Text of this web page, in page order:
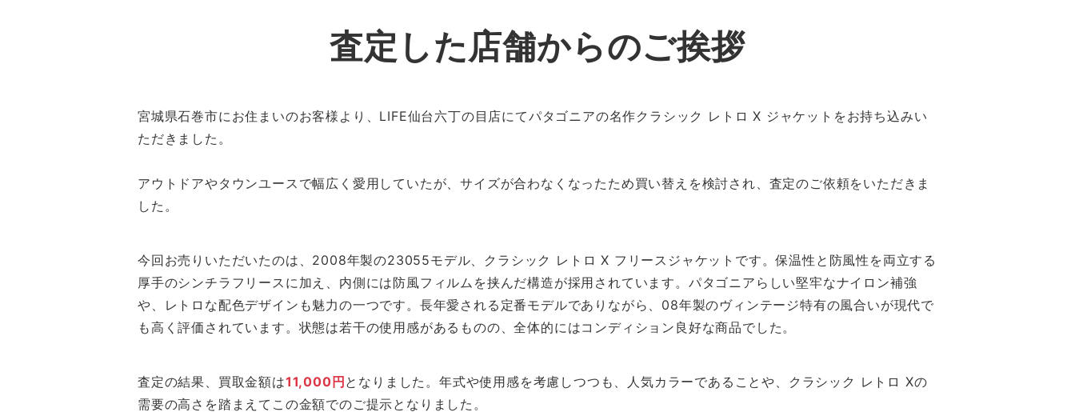
査定した店舗からのご挨拶
宮城県石巻市にお住まいのお客様より、LIFE仙台六丁の目店にてパタゴニアの名作クラシック レトロ X ジャケットをお持ち込みい
ただきました。
アウトドアやタウンユースで幅広く愛用していたが、サイズが合わなくなったため買い替えを検討され、査定のご依頼をいただきま
した。
今回お売りいただいたのは、2008年製の23055モデル、クラシック レトロ X フリースジャケットです。保温性と防風性を両立する
厚手のシンチラフリースに加え、内側には防風フィルムを挟んだ構造が採用されています。パタゴニアらしい堅牢なナイロン補強
や、レトロな配色デザインも魅力の一つです。長年愛される定番モデルでありながら、08年製のヴィンテージ特有の風合いが現代で
も高く評価されています。状態は若干の使用感があるものの、全体的にはコンディション良好な商品でした。
査定の結果、買取金額は11,000円 となりました。年式や使用感を考慮しつつも、人気カラーであることや、クラシック レトロ Xの
需要の高さを踏まえてこの金額でのご提示となりました。